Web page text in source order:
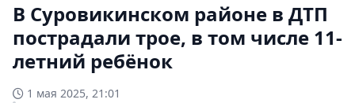
В Суровикинском районе в ДТП
пострадали трое, в том числе 11-
летний ребёнок
1 мая 2025, 21:01